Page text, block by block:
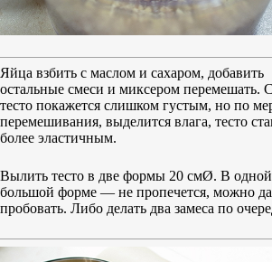
Яйца взбить с маслом и сахаром, добавить
остальные смеси и миксером перемешать.
тесто покажется слишком густым, но по
перемешивания, выделится влага, тесто
более эластичным.
Вылить тесто в две формы 20 смØ. В одной
большой форме — не пропечется, можно
пробовать. Либо делать два замеса по